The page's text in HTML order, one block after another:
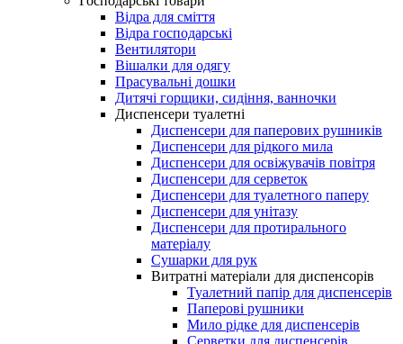
Відра для сміття
Відра господарські
Вентилятори
Вішалки для одягу
Прасувальні дошки
Дитячі горщики, сидіння, ванночки
Диспенсери туалетні
Диспенсери для паперових рушників
Диспенсери для рідкого мила
Диспенсери для освіжувачів повітря
Диспенсери для серветок
Диспенсери для туалетного паперу
Диспенсери для унітазу
Диспенсери для протирального
матеріалу
Сушарки для рук
Витратні матеріали для диспенсорів
Туалетний папір для диспенсерів
Паперові рушники
Мило рідке для диспенсерів
Серветки для диспенсерів